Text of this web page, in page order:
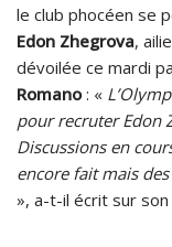
le club phocéen se
Edon Zhegrova,
dévoilée ce mardi
Romano: «
pour recruter Edon
Discussions en
encore fait mais
», a-t-il écrit sur